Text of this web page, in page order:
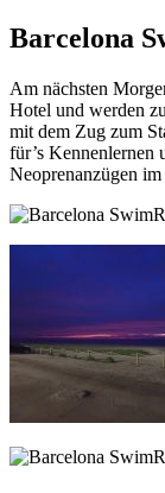
Barcelona
Am nächsten
Hotel und werden
mit dem Zug zum
für’s Kennenlernen
Neoprenanzügen